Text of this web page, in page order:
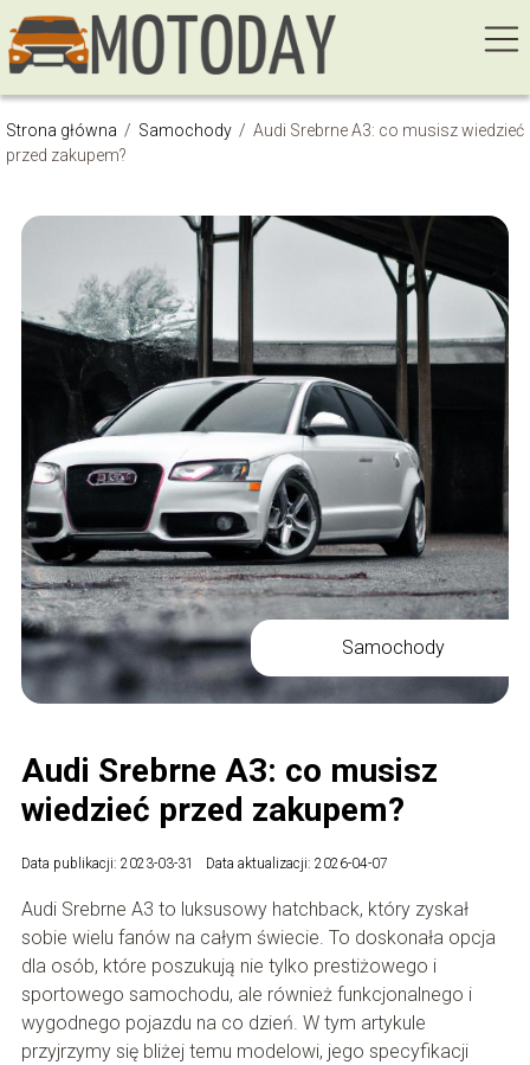
Strona główna / Samochody / Audi Srebrne A3: co musisz wiedzieć
przed zakupem?
Samochody
Audi Srebrne A3: co musisz
wiedzieć przed zakupem?
Data publikacji: 2023-03-31 Data aktualizacji: 2026-04-07
Audi Srebrne A3 to luksusowy hatchback, który zyskał
sobie wielu fanów na całym świecie. To doskonała opcja
dla osób, które poszukują nie tylko prestiżowego i
sportowego samochodu, ale również funkcjonalnego i
wygodnego pojazdu na co dzień. W tym artykule
przyjrzymy się bliżej temu modelowi, jego specyfikacji